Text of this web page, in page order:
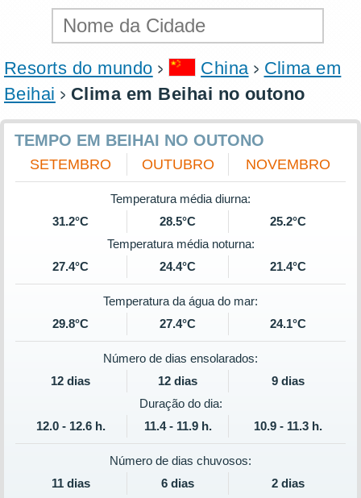
Resorts do mundo China
Clima em
Beihai
Clima em Beihai no outono
TEMPO EM BEIHAI NO OUTONO
SETEMBRO OUTUBRO NOVEMBRO
Temperatura média diurna:
31.2°C
28.5°C
25.2°C
Temperatura média noturna:
27.4°C
24.4°C 21.4°C
Temperatura da água do mar:
29.8°C
27.4°C 24.1°C
Número de dias ensolarados:
12 dias
12 dias
9 dias
Duração do dia:
12.0 - 12.6 h.
11.4 - 11.9 h. 10.9 - 11.3 h.
Número de dias chuvosos:
11 dias
6 dias
2 dias